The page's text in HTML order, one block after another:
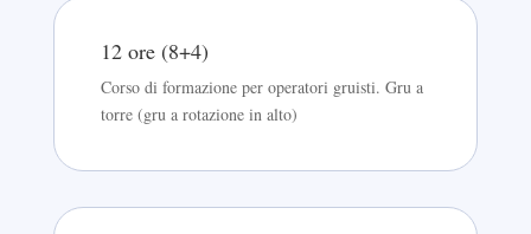
12 ore (8+4)
Corso di formazione per operatori gruisti. Gru a
torre (gru a rotazione in alto)